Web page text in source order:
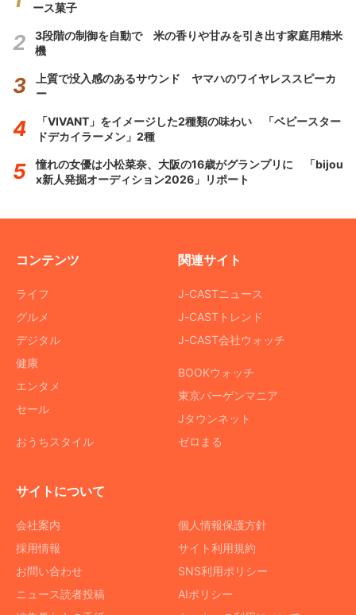
ース菓子
3段階の制御を自動で 米の香りや甘みを引き出す家庭用精米
機
上質で没入感のあるサウンド ヤマハのワイヤレススピーカ
ー
「VIVANT」をイメージした2種類の味わい 「ベビースター
ドデカイラーメン」2種
憧れの女優は小松菜奈、大阪の16歳がグランプリに 「bijou
x新人発掘オーディション2026」リポート
コンテンツ
ライフ
グルメ
デジタル
健康
エンタメ
セール
おうちスタイル
関連サイト
J-CASTニュース
J-CASTトレンド
J-CAST会社ウォッチ
BOOKウォッチ
東京バーゲンマニア
Jタウンネット
ゼロまる
サイトについて
会社案内
採用情報
お問い合わせ
ニュース読者投稿
個人情報保護方針
サイト利用規約
SNS利用ポリシー
AIポリシー